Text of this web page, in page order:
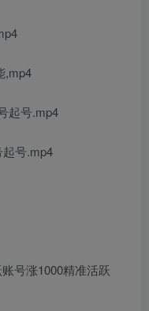
,mp4
起号.mp4
号.mp4
号涨1000精准活跃